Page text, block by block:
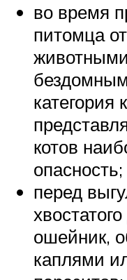
во время
питомца
категория
котов
опасность;
перед
ошейник,
каплями